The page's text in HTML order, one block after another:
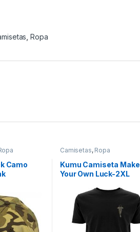
,Ropa
Camo
Camisetas, Ropa
Kumu Camiseta Make
Your Own Luck-2XL